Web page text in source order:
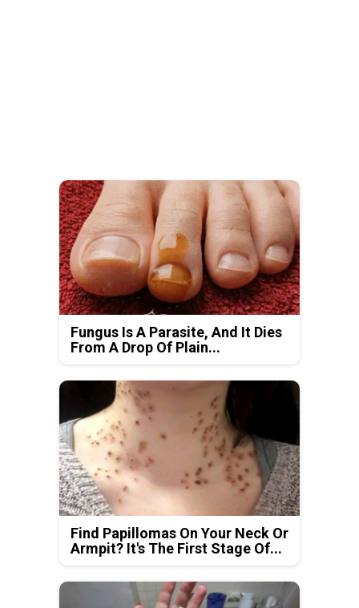
Fungus Is A Parasite, And It Dies
From A Drop Of Plain...
Find Papillomas On Your Neck Or
Armpit? It's The First Stage Of...